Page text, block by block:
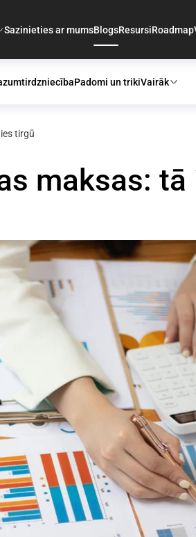
Sazinieties ar mumsBlogsResursiRoadmap
Padomi un trikiVairāk
tirgū
maksas: